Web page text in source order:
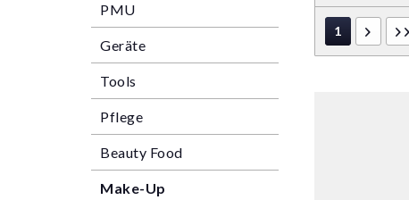
PMU
Geräte
Tools
Pflege
Beauty Food
Make-Up
1